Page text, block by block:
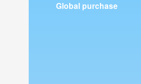
Global purchase